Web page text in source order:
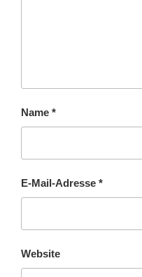
Name *
E-Mail-Adresse *
Website